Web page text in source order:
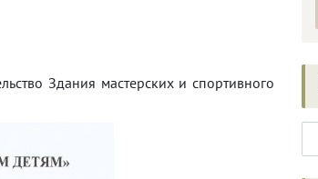
Здания мастерских и спортивного